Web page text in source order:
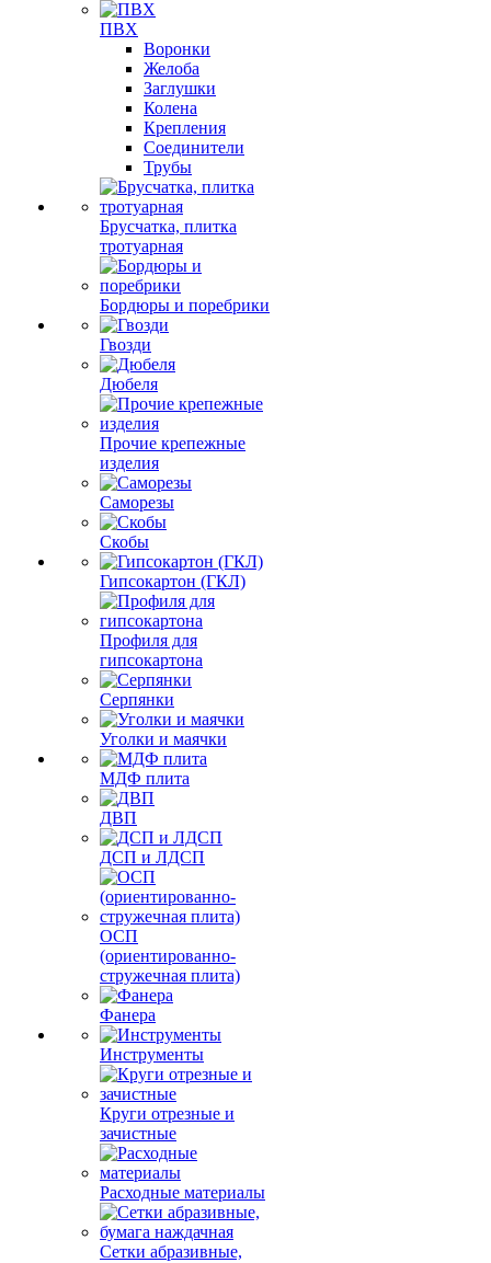
ПВХ
Воронки
Желоба
Заглушки
Колена
Крепления
Соединители
Трубы
Брусчатка, плитка
тротуарная
Бордюры и поребрики
Гвозди
Дюбеля
Прочие крепежные
изделия
Саморезы
Скобы
Гипсокартон (ГКЛ)
Профиля для
гипсокартона
Серпянки
Уголки и маячки
МДФ плита
ДВП
ДСП и ЛДСП
ОСП
(ориентированно-
стружечная плита)
Фанера
Инструменты
Круги отрезные и
зачистные
Расходные материалы
Сетки абразивные,